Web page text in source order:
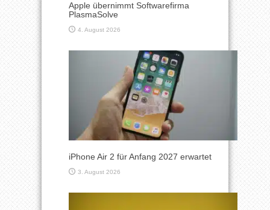
Apple übernimmt Softwarefirma
PlasmaSolve
4. August 2026
iPhone Air 2 für Anfang 2027 erwartet
3. August 2026